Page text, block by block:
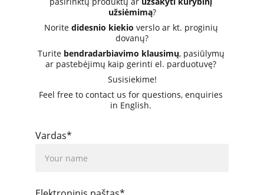
užsiėmimą?
Norite didesnio kiekio verslo ar kt. proginių
dovanų?
Turite bendradarbiavimo klausimų, pasiūlymų
ar pastebėjimų kaip gerinti el. parduotuvę?
Susisiekime!
Feel free to contact us for questions, enquiries
in English.
Vardas*